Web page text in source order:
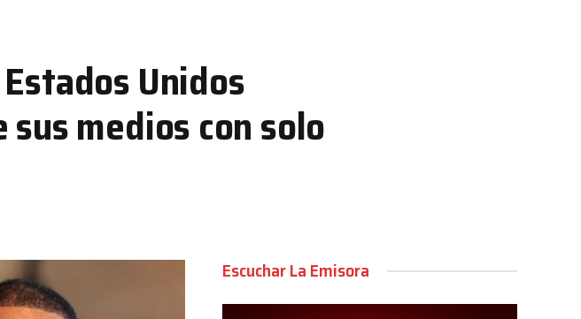
Unidos
medios con solo
Escuchar La Emisora